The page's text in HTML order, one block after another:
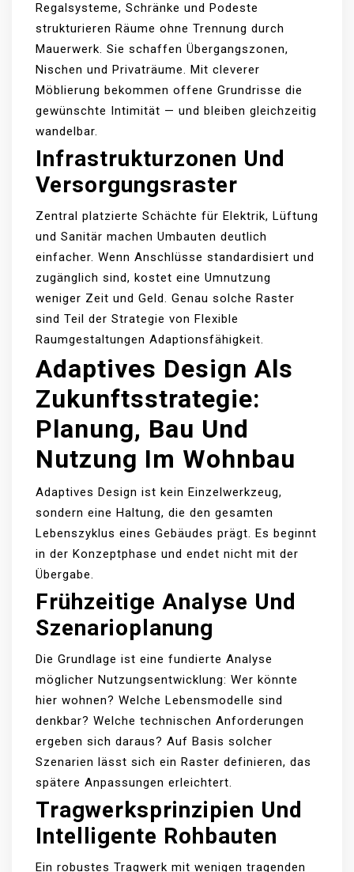
Regalsysteme, Schränke und Podeste
strukturieren Räume ohne Trennung durch
Mauerwerk. Sie schaffen Übergangszonen,
Nischen und Privaträume. Mit cleverer
Möblierung bekommen offene Grundrisse die
gewünschte Intimität — und bleiben gleichzeitig
wandelbar.
Infrastrukturzonen Und
Versorgungsraster
Zentral platzierte Schächte für Elektrik, Lüftung
und Sanitär machen Umbauten deutlich
einfacher. Wenn Anschlüsse standardisiert und
zugänglich sind, kostet eine Umnutzung
weniger Zeit und Geld. Genau solche Raster
sind Teil der Strategie von Flexible
Raumgestaltungen Adaptionsfähigkeit.
Adaptives Design Als
Zukunftsstrategie:
Planung, Bau Und
Nutzung Im Wohnbau
Adaptives Design ist kein Einzelwerkzeug,
sondern eine Haltung, die den gesamten
Lebenszyklus eines Gebäudes prägt. Es beginnt
in der Konzeptphase und endet nicht mit der
Übergabe.
Frühzeitige Analyse Und
Szenarioplanung
Die Grundlage ist eine fundierte Analyse
möglicher Nutzungsentwicklung: Wer könnte
hier wohnen? Welche Lebensmodelle sind
denkbar? Welche technischen Anforderungen
ergeben sich daraus? Auf Basis solcher
Szenarien lässt sich ein Raster definieren, das
spätere Anpassungen erleichtert.
Tragwerksprinzipien Und
Intelligente Rohbauten
Ein robustes Tragwerk mit wenigen tragenden